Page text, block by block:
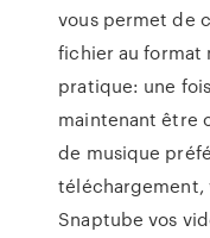
vous permet de
fichier au format
pratique: une
maintenant être
de musique
téléchargement,
Snaptube vos